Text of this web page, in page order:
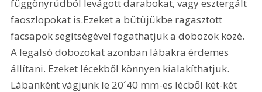
függönyrúdból levágott darabokat, vagy esztergált
faoszlopokat is.Ezeket a bütüjükbe ragasztott
facsapok segítségével fogathatjuk a dobozok közé.
A legalsó dobozokat azonban lábakra érdemes
állítani. Ezeket lécekből könnyen kialakíthatjuk.
Lábanként vágjunk le 20´40 mm-es lécből két-két